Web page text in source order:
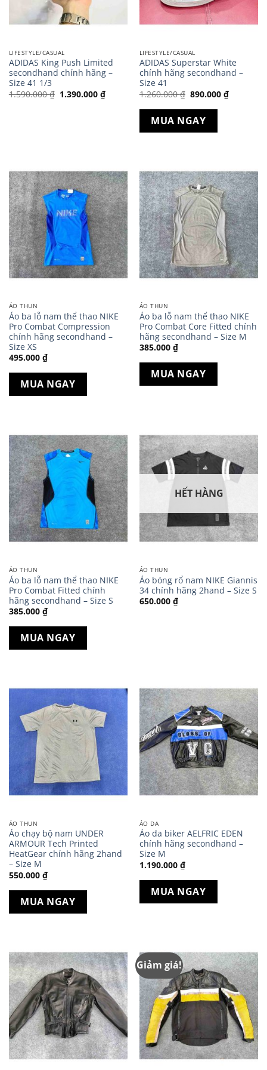
LIFESTYLE/CASUAL
ADIDAS King Push Limited
secondhand chính hãng –
Size 41 1/3
1.590.000₫ Giá
gốc
1.390.000 ₫Giá
hiện
1.390.000 ₫.
LIFESTYLE/CASUAL
ADIDAS Superstar White
chính hãng secondhand –
Size 41
1.260.000₫ Giá
gốc
là:
1.260.000 ₫.
890.000 ₫Giá
hiện
MUA NGAY
ÁO THUN
Áo ba lỗ nam thể thao NIKE
Pro Combat Compression
chính hãng secondhand –
Size XS
495.000 ₫
MUA NGAY
ÁO THUN
Áo ba lỗ nam thể thao NIKE
Pro Combat Core Fitted chính
hãng secondhand – Size M
385.000 ₫
MUA NGAY
ÁO THUN
Áo ba lỗ nam thể thao NIKE
Pro Combat Fitted chính
hãng secondhand – Size S
385.000 ₫
MUA NGAY
HẾT HÀNG
ÁO THUN
Áo bóng rổ nam NIKE Giannis
34 chính hãng 2hand – Size S
650.000 ₫
ÁO THUN
Áo chạy bộ nam UNDER
ARMOUR Tech Printed
HeatGear chính hãng 2hand
– Size M
550.000 ₫
MUA NGAY
ÁO DA
Áo da biker AELFRIC EDEN
chính hãng secondhand –
Size M
1.190.000 ₫
MUA NGAY
Giảm giá!